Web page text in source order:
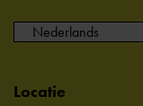
Locatie